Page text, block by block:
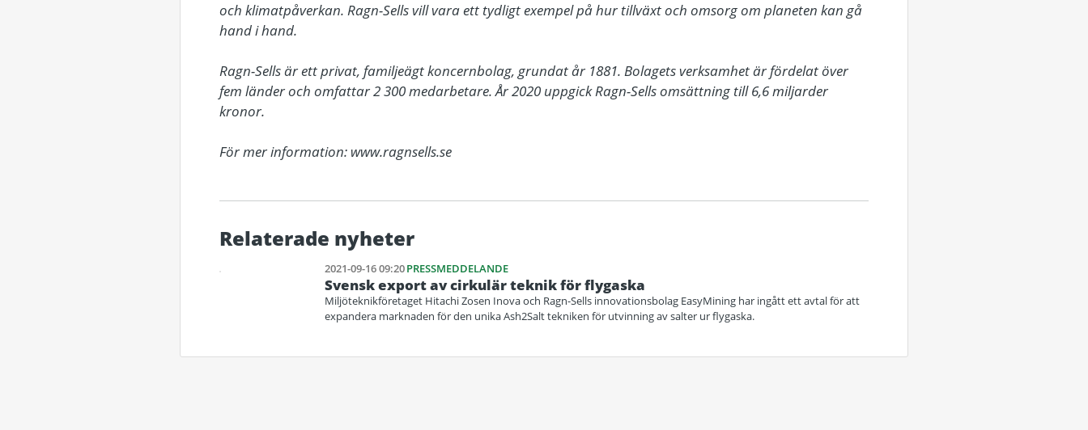
och klimatpåverkan. Ragn-Sells vill vara ett tydligt exempel på hur tillväxt och omsorg om planeten kan gå
hand i hand.
Ragn-Sells är ett privat, familjeägt koncernbolag, grundat år 1881. Bolagets verksamhet är fördelat över
fem länder och omfattar 2 300 medarbetare. År 2020 uppgick Ragn-Sells omsättning till 6,6 miljarder
kronor.
För mer information: www.ragnsells.se
Relaterade nyheter
2021-09-16 09:20PRESSMEDDELANDE
Svensk export av cirkulär teknik för flygaska
Miljöteknikföretaget Hitachi Zosen Inova och Ragn-Sells innovationsbolag EasyMining har ingått ett avtal för att
expandera marknaden för den unika Ash2Salt tekniken för utvinning av salter ur flygaska.